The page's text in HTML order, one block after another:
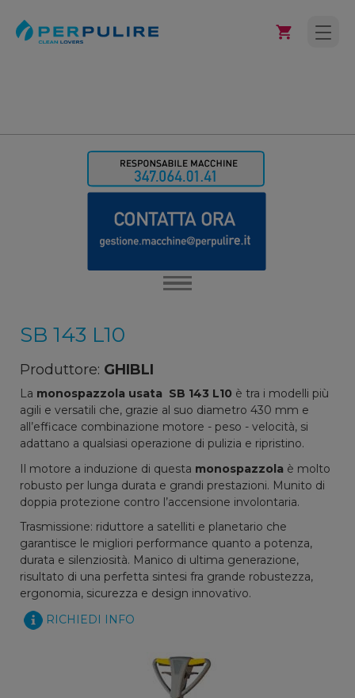
SB 143 L10
Produttore: GHIBLI
La monospazzola usata SB 143 L10 è tra i modelli più
agili e versatili che, grazie al suo diametro 430 mm e
all’efficace combinazione motore - peso - velocità, si
adattano a qualsiasi operazione di pulizia e ripristino.
Il motore a induzione di questa monospazzola è molto
robusto per lunga durata e grandi prestazioni. Munito di
doppia protezione contro l’accensione involontaria.
Trasmissione: riduttore a satelliti e planetario che
garantisce le migliori performance quanto a potenza,
durata e silenziosità. Manico di ultima generazione,
risultato di una perfetta sintesi fra grande robustezza,
ergonomia, sicurezza e design innovativo.
RICHIEDI INFO